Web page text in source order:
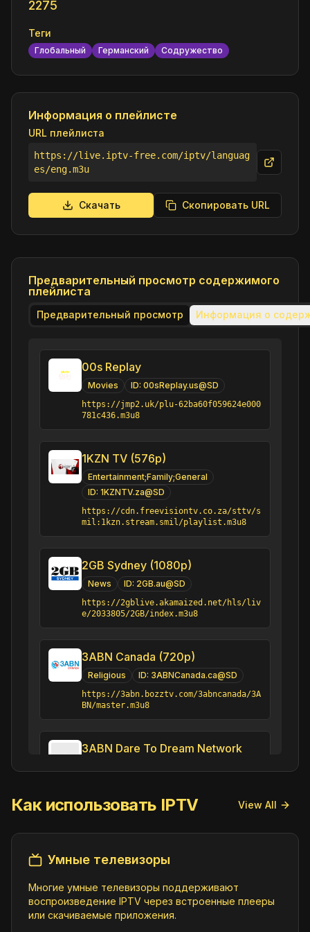
2275
Теги
Глобальный Германский Содружество
Информация о плейлисте
URL плейлиста
https://live.iptv-free.com/iptv/languag
es/eng.m3u
Скачать Скопировать URL
Предварительный просмотр содержимого
плейлиста
Предварительный просмотр Информация о
00s Replay
Movies ID: 00sReplay.us@SD
https://jmp2.uk/plu-62ba60f059624e000
781c436.m3u8
1KZN TV (576p)
Entertainment;Family;General
ID: 1KZNTV.za@SD
https://cdn.freevisiontv.co.za/sttv/s
mil:1kzn.stream.smil/playlist.m3u8
2GB Sydney (1080p)
News ID: 2GB.au@SD
https://2gblive.akamaized.net/hls/liv
e/2033805/2GB/index.m3u8
3ABN Canada (720p)
Religious ID: 3ABNCanada.ca@SD
https://3abn.bozztv.com/3abncanada/3A
BN/master.m3u8
3ABN Dare To Dream Network
https://3abn.bozztv.com/3abn2/d2d_liv
e/smil:d2d_live.smil/playlist.m3u8
3ABN English
https://3abn.bozztv.com/3abn2/3abn_li
ve/smil:3abn_live.smil/playlist.m3u8
Как использовать IPTV View All
Умные телевизоры
Многие умные телевизоры поддерживают
воспроизведение IPTV через встроенные плееры
или скачиваемые приложения.